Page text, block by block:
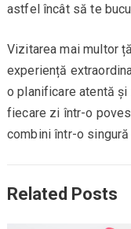
astfel încât să te
Vizitarea mai multor
experiență
o planificare atentă
fiecare zi într-o
combini într-o
Related Posts